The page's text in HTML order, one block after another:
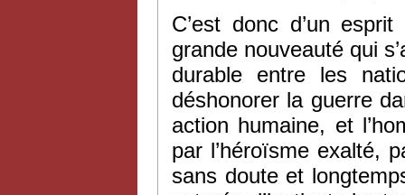
C’est donc d’un
grande nouveauté qui
durable entre les
déshonorer la guerre
action humaine, et
par l’héroïsme exalté,
sans doute et